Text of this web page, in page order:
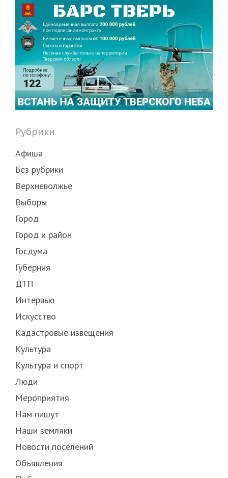
Рубрики
Афиша
Без рубрики
Верхневолжье
Выборы
Город
Город и район
Госдума
Губерния
ДТП
Интервью
Искусство
Кадастровые извещения
Культура
Культура и спорт
Люди
Мероприятия
Нам пишут
Наши земляки
Новости поселений
Объявления